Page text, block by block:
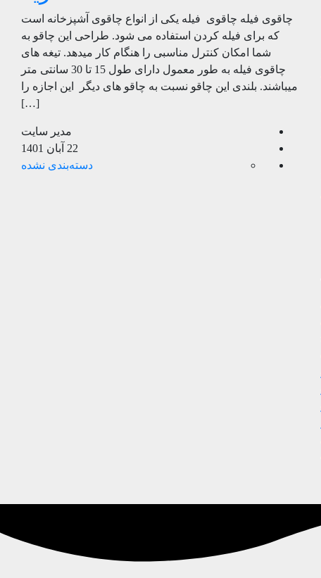
چاقوی فیله چاقوی فیله یکی از انواع چاقوی آشپزخانه است
که برای فیله کردن استفاده می شود. طراحی این چاقو به
شما امکان کنترل مناسبی را هنگام کار میدهد. تیغه های
چاقوی فیله به طور معمول دارای طول 15 تا 30 سانتی متر
میباشند. بلندی این چاقو نسبت به چاقو های دیگر این اجازه را
[…]
مدیر سایت
22 آبان 1401
دسته‌بندی نشده